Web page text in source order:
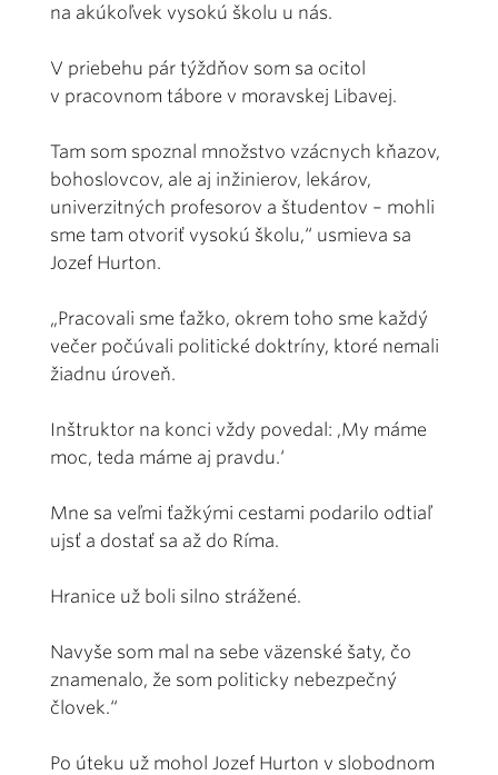
na akúkoľvek vysokú školu u nás.
V priebehu pár týždňov som sa ocitol
v pracovnom tábore v moravskej Libavej.
Tam som spoznal množstvo vzácnych kňazov,
bohoslovcov, ale aj inžinierov, lekárov,
univerzitných profesorov a študentov – mohli
sme tam otvoriť vysokú školu,“ usmieva sa
Jozef Hurton.
„Pracovali sme ťažko, okrem toho sme každý
večer počúvali politické doktríny, ktoré nemali
žiadnu úroveň.
Inštruktor na konci vždy povedal: ,My máme
moc, teda máme aj pravdu.‘
Mne sa veľmi ťažkými cestami podarilo odtiaľ
ujsť a dostať sa až do Ríma.
Hranice už boli silno strážené.
Navyše som mal na sebe väzenské šaty, čo
znamenalo, že som politicky nebezpečný
človek.“
Po úteku už mohol Jozef Hurton v slobodnom